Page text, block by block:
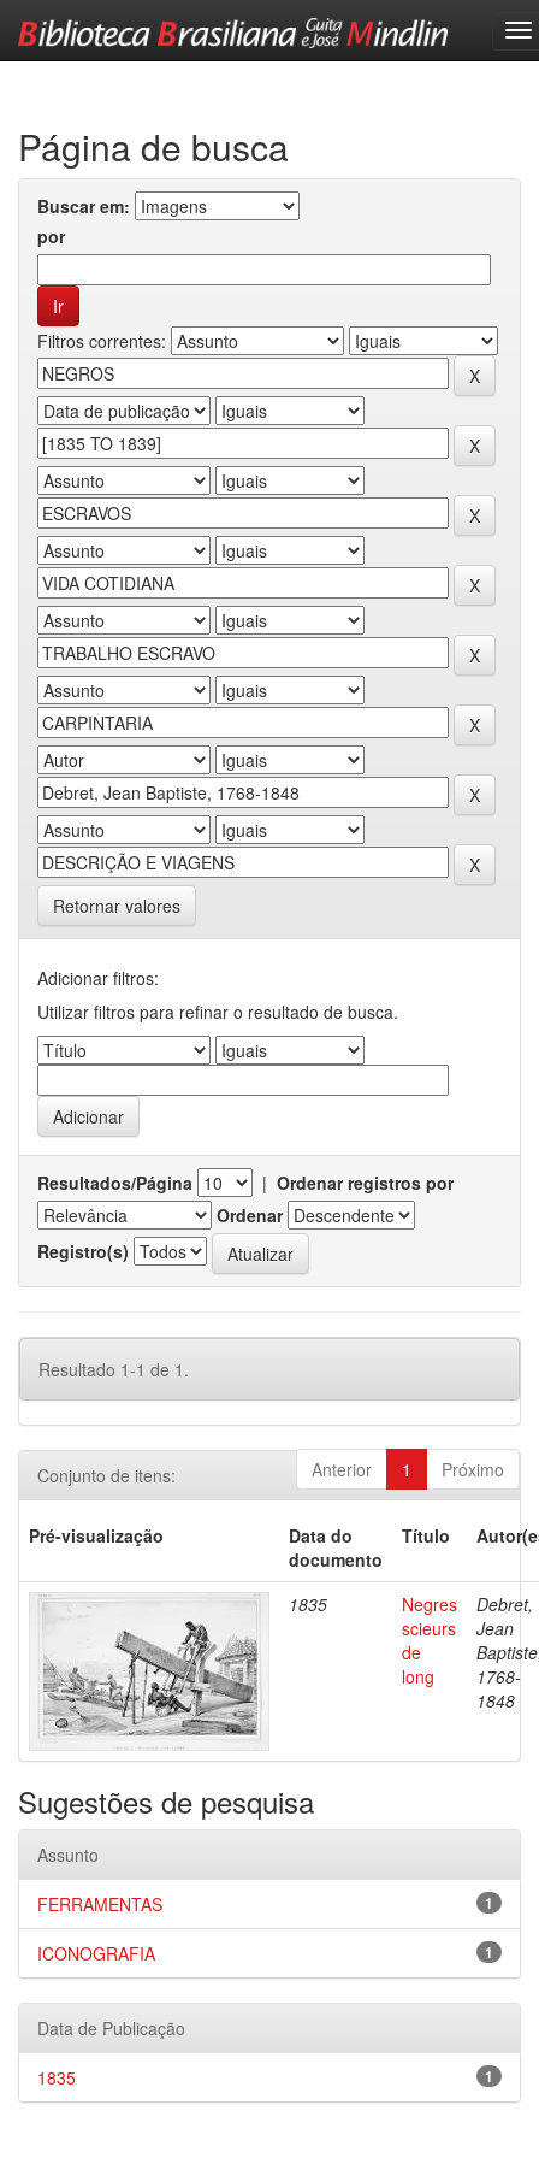
Página de busca
Buscar em:
por
Filtros correntes:
Retornar valores
Adicionar filtros:
Utilizar filtros para refinar o resultado de busca.
Resultados/Página | Ordenar registros por
Ordenar
Registro(s)
Resultado 1-1 de 1.
Anterior 1 Próximo
Conjunto de itens:
Pré-visualização
Data do
documento
Título
1835
Negres
scieurs
de
long
Debret,
Jean
1768-
1848
Sugestões de pesquisa
Assunto
1
FERRAMENTAS
1
ICONOGRAFIA
Data de Publicação
1
1835